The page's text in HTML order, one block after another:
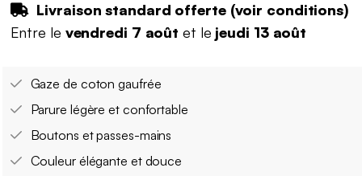
Livraison standard offerte (voir conditions)
Entre le vendredi 7 août et le jeudi 13 août
Gaze de coton gaufrée
Parure légère et confortable
Boutons et passes-mains
Couleur élégante et douce